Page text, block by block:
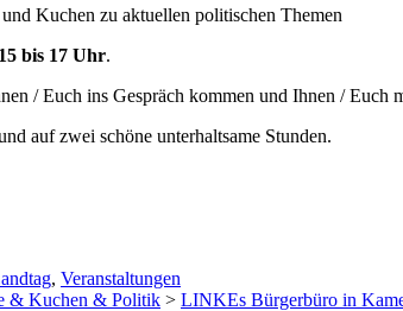
Kuchen zu aktuellen politischen Themen
bis 17 Uhr.
/ Euch ins Gespräch kommen und Ihnen / Euch
auf zwei schöne unterhaltsame Stunden.
, Veranstaltungen
& Kuchen & Politik > LINKEs Bürgerbüro in